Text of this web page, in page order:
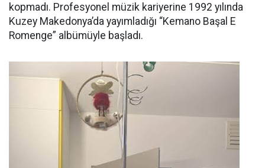
kopmadı. Profesyonel müzik kariyerine 1992 yılında
Kuzey Makedonya’da yayımladığı “Kemano Başal E
Romenge” albümüyle başladı.